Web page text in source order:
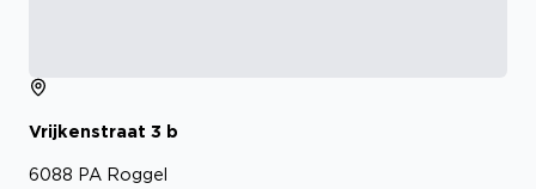
Vrijkenstraat 3 b
6088 PA Roggel